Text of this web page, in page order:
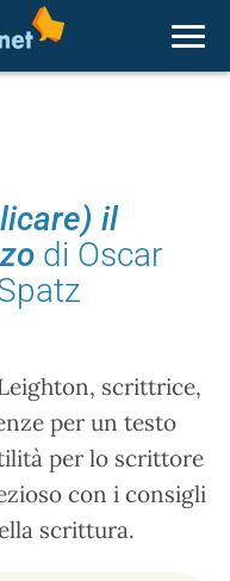
il
di Oscar
scrittrice,
per un testo
per lo scrittore
con i consigli
scrittura.